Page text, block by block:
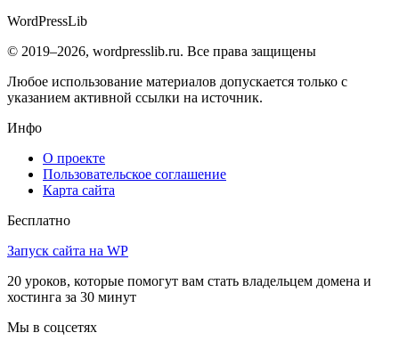
WordPressLib
© 2019–2026, wordpresslib.ru. Все права защищены
Любое использование материалов допускается только с
указанием активной ссылки на источник.
Инфо
О проекте
Пользовательское соглашение
Карта сайта
Бесплатно
Запуск сайта на WP
20 уроков, которые помогут вам стать владельцем домена и
хостинга за 30 минут
Мы в соцсетях